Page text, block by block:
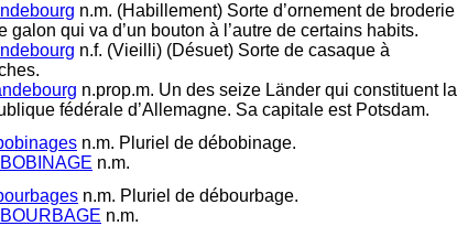
n.m. (Habillement) Sorte d’ornement de broderie
galon qui va d’un bouton à l’autre de certains habits.
n.f. (Vieilli) (Désuet) Sorte de casaque à
n.prop.m. Un des seize Länder qui constituent la
fédérale d’Allemagne. Sa capitale est Potsdam.
n.m. Pluriel de débobinage.
n.m.
n.m. Pluriel de débourbage.
n.m.